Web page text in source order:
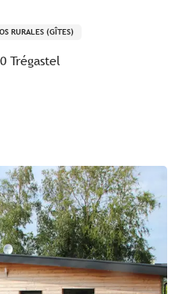
RURALES (GÎTES)
Trégastel